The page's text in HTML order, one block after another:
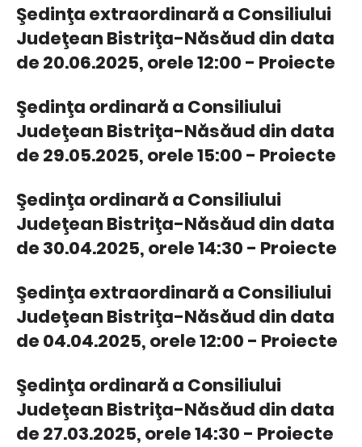
Şedinţa extraordinară a Consiliului
Judeţean Bistriţa-Năsăud din data
de 20.06.2025, orele 12:00 - Proiecte
Şedinţa ordinară a Consiliului
Judeţean Bistriţa-Năsăud din data
de 29.05.2025, orele 15:00 - Proiecte
Şedinţa ordinară a Consiliului
Judeţean Bistriţa-Năsăud din data
de 30.04.2025, orele 14:30 - Proiecte
Şedinţa extraordinară a Consiliului
Judeţean Bistriţa-Năsăud din data
de 04.04.2025, orele 12:00 - Proiecte
Şedinţa ordinară a Consiliului
Judeţean Bistriţa-Năsăud din data
de 27.03.2025, orele 14:30 - Proiecte